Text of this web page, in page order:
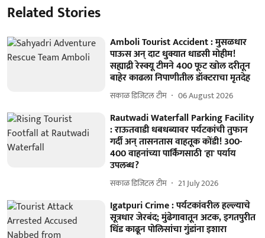
Related Stories
Amboli Tourist Accident : मुसळधार
पाऊस अन् दाट धुक्यात धाडसी मोहीम!
सह्याद्री रेस्क्यू टीमने 400 फूट खोल दरीतून
बाहेर काढला निपाणीतील डॉक्टराचा मृतदेह
सकाळ डिजिटल टीम 06 August 2026
Rautwadi Waterfall Parking Facility
: राऊतवाडी धबधब्यावर पर्यटकांची तुफान
गर्दी अन् तासनतास वाहतूक कोंडी! 300-
400 वाहनांच्या पार्किंगसाठी 'हा' पर्याय
उपलब्ध?
सकाळ डिजिटल टीम 21 July 2026
Igatpuri Crime : पर्यटकांवरील हल्ल्याचे
सूत्रधार जेरबंद; मुंढेगावातून अटक, इगतपुरीत
धिंड काढून पोलिसांचा गुंडांना इशारा